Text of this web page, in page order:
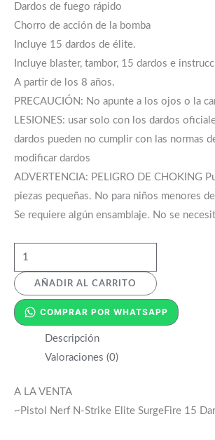
Dardos de fuego rápido
Chorro de acción de la bomba
Incluye 15 dardos de élite.
Incluye blaster, tambor, 15 dardos e
A partir de los 8 años.
PRECAUCIÓN: No apunte a los ojos o la
LESIONES: usar solo con los dardos
dardos pueden no cumplir con las normas
modificar dardos
ADVERTENCIA: PELIGRO DE CHOKING
piezas pequeñas. No para niños menores
Se requiere algún ensamblaje. No se
AÑADIR AL CARRITO
COMPRAR POR WHATSAPP
Descripción
Valoraciones (0)
A LA VENTA
~Pistol Nerf N-Strike Elite SurgeFire 15